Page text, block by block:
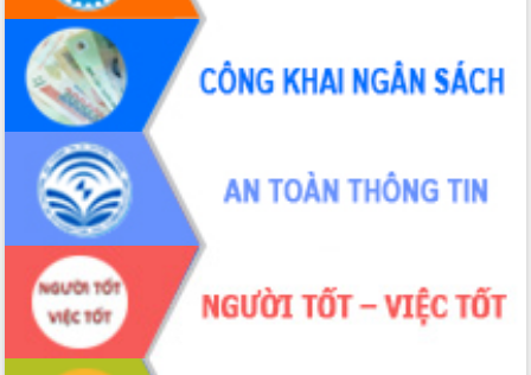
giải phóng mặt bằng Tuyến đường bộ
ven biển
Đắk Lắk nỗ lực thúc đẩy tăng trưởng
kinh tế từ 10% trở lên trong Quý
II/2026
Đắk Lắk ký kết thỏa thuận hợp tác về
chuyển đổi số giai đoạn 2026 – 2030
với Tập đoàn Bưu chính Viễn thông
Việt Nam
Thứ trưởng Bộ Y tế làm việc với tỉnh
Đắk Lắk về phát triển nhân lực y tế
cho trạm y tế cấp xã
Du lịch Đắk Lắk nâng tầm trải nghiệm
du khách thông qua Hệ thống cơ sở dữ
liệu và Bản đồ số